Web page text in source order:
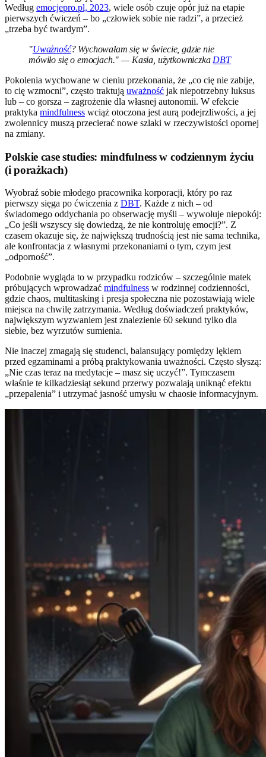
Według emocjepro.pl, 2023, wiele osób czuje opór już na etapie
pierwszych ćwiczeń – bo „człowiek sobie nie radzi”, a przecież
„trzeba być twardym”.
"Uważność? Wychowałam się w świecie, gdzie nie
mówiło się o emocjach." — Kasia, użytkowniczka DBT
Pokolenia wychowane w cieniu przekonania, że „co cię nie zabije,
to cię wzmocni”, często traktują uważność jak niepotrzebny luksus
lub – co gorsza – zagrożenie dla własnej autonomii. W efekcie
praktyka mindfulness wciąż otoczona jest aurą podejrzliwości, a jej
zwolennicy muszą przecierać nowe szlaki w rzeczywistości opornej
na zmiany.
Polskie case studies: mindfulness w codziennym życiu
(i porażkach)
Wyobraź sobie młodego pracownika korporacji, który po raz
pierwszy sięga po ćwiczenia z DBT. Każde z nich – od
świadomego oddychania po obserwację myśli – wywołuje niepokój:
„Co jeśli wszyscy się dowiedzą, że nie kontroluję emocji?”. Z
czasem okazuje się, że największą trudnością jest nie sama technika,
ale konfrontacja z własnymi przekonaniami o tym, czym jest
„odporność”.
Podobnie wygląda to w przypadku rodziców – szczególnie matek
próbujących wprowadzać mindfulness w rodzinnej codzienności,
gdzie chaos, multitasking i presja społeczna nie pozostawiają wiele
miejsca na chwilę zatrzymania. Według doświadczeń praktyków,
największym wyzwaniem jest znalezienie 60 sekund tylko dla
siebie, bez wyrzutów sumienia.
Nie inaczej zmagają się studenci, balansujący pomiędzy lękiem
przed egzaminami a próbą praktykowania uważności. Często słyszą:
„Nie czas teraz na medytacje – masz się uczyć!”. Tymczasem
właśnie te kilkadziesiąt sekund przerwy pozwalają uniknąć efektu
„przepalenia” i utrzymać jasność umysłu w chaosie informacyjnym.